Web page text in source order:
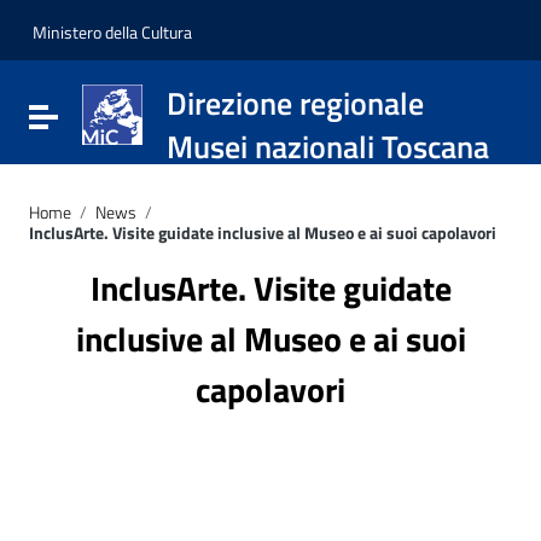
Vai al menu di navigazione
Vai al footer
Ministero della Cultura
Attiva / disattiva la navigazione
Direzione regionale
Musei nazionali Toscana
Home / News /
InclusArte. Visite guidate inclusive al Museo e ai suoi capolavori
InclusArte. Visite guidate
inclusive al Museo e ai suoi
capolavori